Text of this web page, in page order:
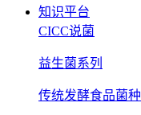
知识平台
CICC说菌
益生菌系列
传统发酵食品菌种